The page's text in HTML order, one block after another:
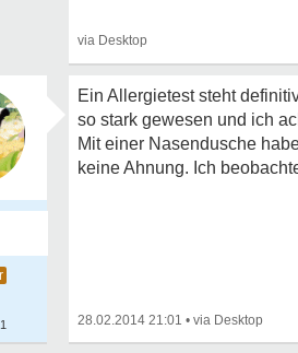
1
Ein Allergietest steht
so stark gewesen und ich
Mit einer Nasendusche
keine Ahnung. Ich
28.02.2014 21:01 •